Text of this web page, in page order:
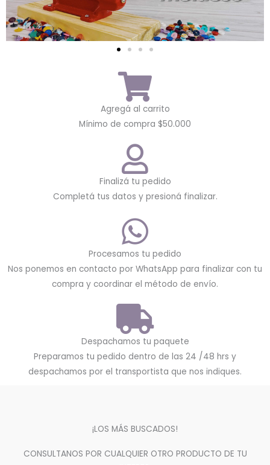
Agregá al carrito
Mínimo de compra $50.000
Finalizá tu pedido
Completá tus datos y presioná finalizar.
Procesamos tu pedido
Nos ponemos en contacto por WhatsApp para finalizar con tu
compra y coordinar el método de envío.
Despachamos tu paquete
Preparamos tu pedido dentro de las 24 /48 hrs y
despachamos por el transportista que nos indiques.
¡LOS MÁS BUSCADOS!
CONSULTANOS POR CUALQUIER OTRO PRODUCTO DE TU